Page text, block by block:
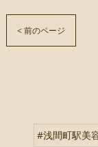
< 前のページ
#浅間町駅美